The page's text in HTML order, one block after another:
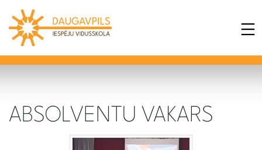
ABSOLVENTU VAKARS